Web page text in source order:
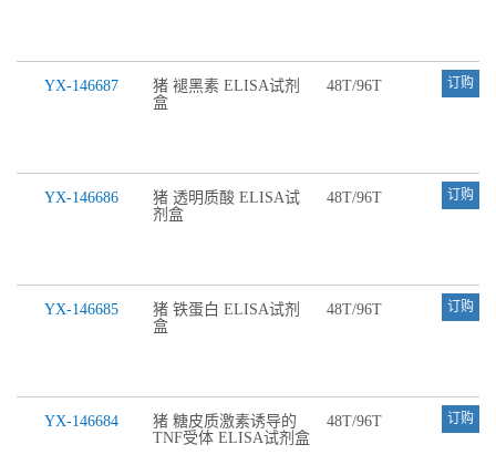
YX-146687
猪 褪黑素 ELISA试剂
盒
48T/96T 订购
YX-146686
猪 透明质酸 ELISA试
剂盒
48T/96T 订购
YX-146685
猪 铁蛋白 ELISA试剂
盒
48T/96T 订购
YX-146684
猪 糖皮质激素诱导的
TNF受体 ELISA试剂盒
48T/96T 订购